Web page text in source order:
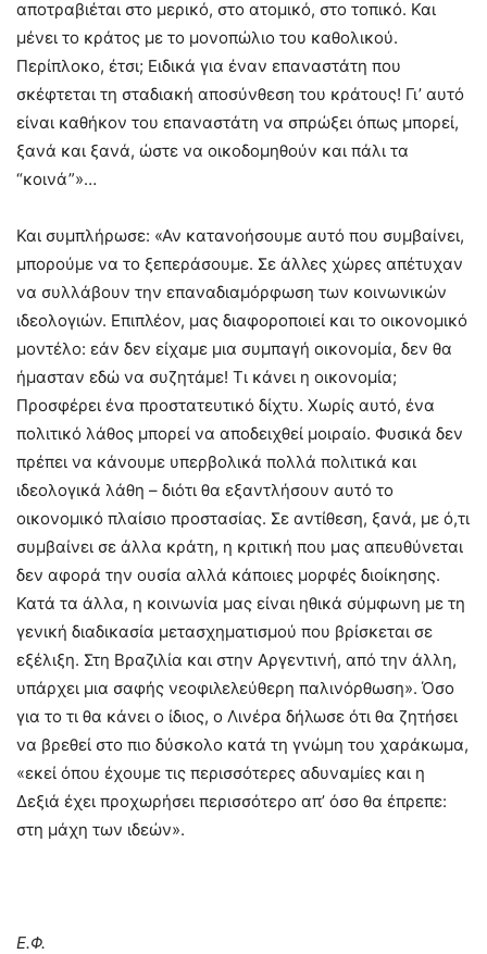
αποτραβιέται στο μερικό, στο ατομικό, στο τοπικό. Και
μένει το κράτος με το μονοπώλιο του καθολικού.
Περίπλοκο, έτσι; Ειδικά για έναν επαναστάτη που
σκέφτεται τη σταδιακή αποσύνθεση του κράτους! Γι’ αυτό
είναι καθήκον του επαναστάτη να σπρώξει όπως μπορεί,
ξανά και ξανά, ώστε να οικοδομηθούν και πάλι τα
“κοινά”»…
Και συμπλήρωσε: «Αν κατανοήσουμε αυτό που συμβαίνει,
μπορούμε να το ξεπεράσουμε. Σε άλλες χώρες απέτυχαν
να συλλάβουν την επαναδιαμόρφωση των κοινωνικών
ιδεολογιών. Επιπλέον, μας διαφοροποιεί και το οικονομικό
μοντέλο: εάν δεν είχαμε μια συμπαγή οικονομία, δεν θα
ήμασταν εδώ να συζητάμε! Τι κάνει η οικονομία;
Προσφέρει ένα προστατευτικό δίχτυ. Χωρίς αυτό, ένα
πολιτικό λάθος μπορεί να αποδειχθεί μοιραίο. Φυσικά δεν
πρέπει να κάνουμε υπερβολικά πολλά πολιτικά και
ιδεολογικά λάθη – διότι θα εξαντλήσουν αυτό το
οικονομικό πλαίσιο προστασίας. Σε αντίθεση, ξανά, με ό,τι
συμβαίνει σε άλλα κράτη, η κριτική που μας απευθύνεται
δεν αφορά την ουσία αλλά κάποιες μορφές διοίκησης.
Κατά τα άλλα, η κοινωνία μας είναι ηθικά σύμφωνη με τη
γενική διαδικασία μετασχηματισμού που βρίσκεται σε
εξέλιξη. Στη Βραζιλία και στην Αργεντινή, από την άλλη,
υπάρχει μια σαφής νεοφιλελεύθερη παλινόρθωση». Όσο
για το τι θα κάνει ο ίδιος, ο Λινέρα δήλωσε ότι θα ζητήσει
να βρεθεί στο πιο δύσκολο κατά τη γνώμη του χαράκωμα,
«εκεί όπου έχουμε τις περισσότερες αδυναμίες και η
Δεξιά έχει προχωρήσει περισσότερο απ’ όσο θα έπρεπε:
στη μάχη των ιδεών».
Ε.Φ.